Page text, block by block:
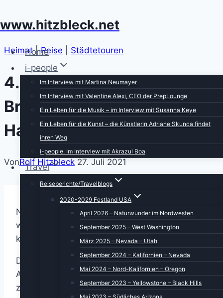
Inhalt
www.hitzbleck.net
Home
i-people
Im Interview mit Martina Neumayer
Im Interview mit Valentine Alexi, CEO der PrepLounge
Ein Leben für die Musik – im Interview mit Susanna Keye
Ein Leben für die Kunst – die Künstlerin Adriane Skunca findet
ihren Weg
i-people. Im Interview mit Akrazul Boa
Travel
Reiseberichte/Travelblogs
2020-2029 Festland USA
April 2026 – Naturwunder im Nordwesten
September 2025 – West Washington
März 2025 – Nevada – Utah
September 2024 – Kalifornien – Nevada
Mai 2024 – Nord-Kalifornien – Oregon
September 2023 – Yellowstone – Black Hills
Heimat|Reise Städtetouren
4. Reisetag: Von
Bremerhaven nach
Hamburg
VonRolf Hitzbleck 27. Juli 2021
Nun müssen wir unser Hotelzimmer mit dem
wunderschönen Ausblick verlassen. Aber wir
kommen wieder.
Die Fahrt nach Hamburg dauert über die
Autobahn ca. 2 Stunden, aber wir wollen ja
zwischendurch etwas sehen und erleben. Auf